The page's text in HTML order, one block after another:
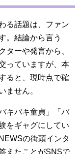
る話題は、ファン
。結論から言う
ターや発言から、
っていますが、本
ると、現時点で確
ません。
キバキ童貞」「バ
をギャグにしてい
の街頭インタ
えたことがSNSで